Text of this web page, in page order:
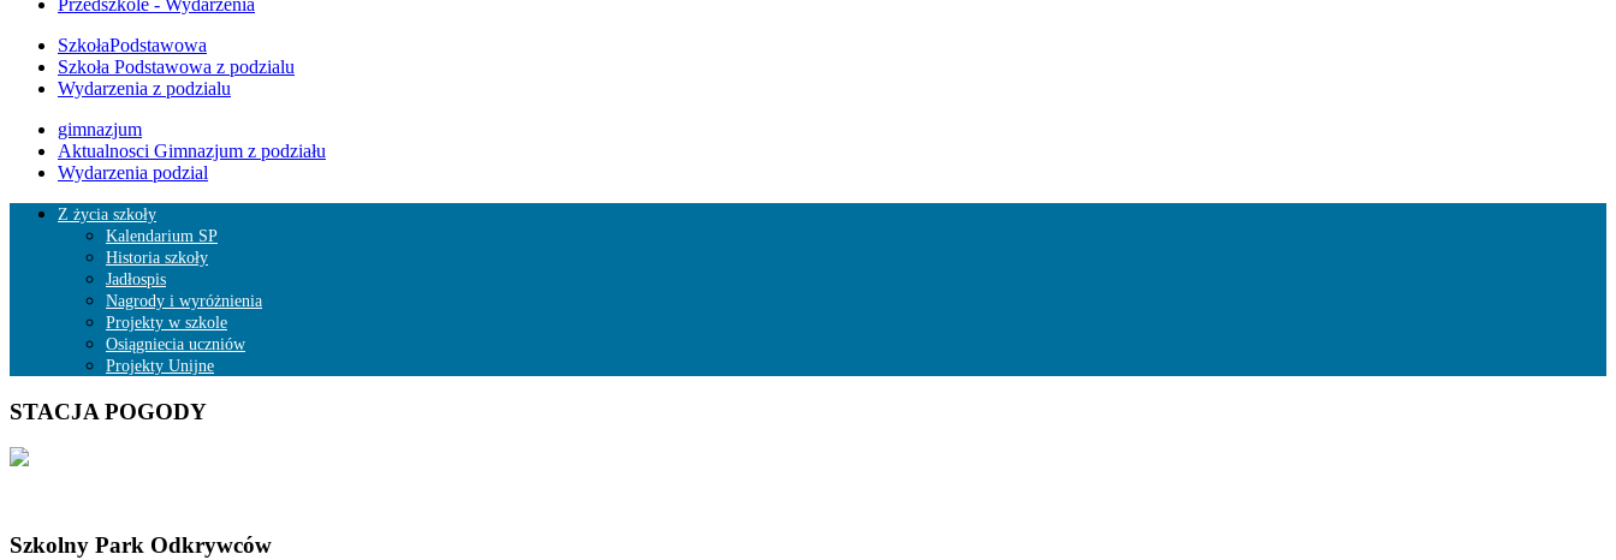
Przedszkole - Wydarzenia
SzkołaPodstawowa
Szkoła Podstawowa z podzialu
Wydarzenia z podzialu
gimnazjum
Aktualnosci Gimnazjum z podziału
Wydarzenia podzial
Z życia szkoły
Kalendarium SP
Historia szkoły
Jadłospis
Nagrody i wyróżnienia
Projekty w szkole
Osiągniecia uczniów
Projekty Unijne
STACJA POGODY
Szkolny Park Odkrywców